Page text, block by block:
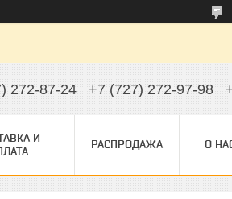
272-87-24 +7 (727) 272-97-98
И
РАСПРОДАЖА О